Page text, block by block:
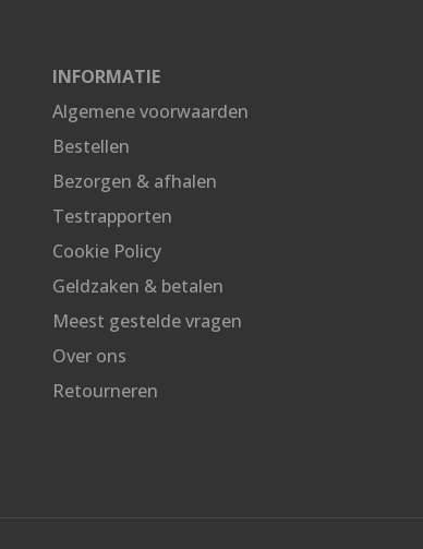
INFORMATIE
Algemene voorwaarden
Bestellen
Bezorgen & afhalen
Testrapporten
Cookie Policy
Geldzaken & betalen
Meest gestelde vragen
Over ons
Retourneren